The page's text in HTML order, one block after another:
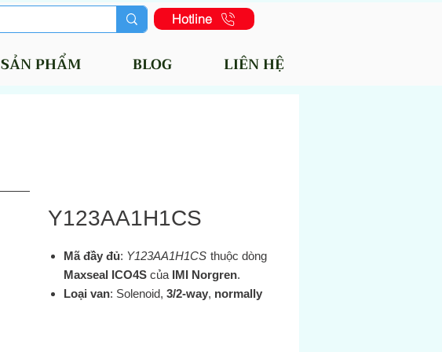
Hotline
SẢN PHẨM BLOG LIÊN HỆ
Y123AA1H1CS
Mã đầy đủ: Y123AA1H1CS thuộc dòng
Maxseal ICO4S của IMI Norgren.
Loại van: Solenoid, 3/2-way, normally